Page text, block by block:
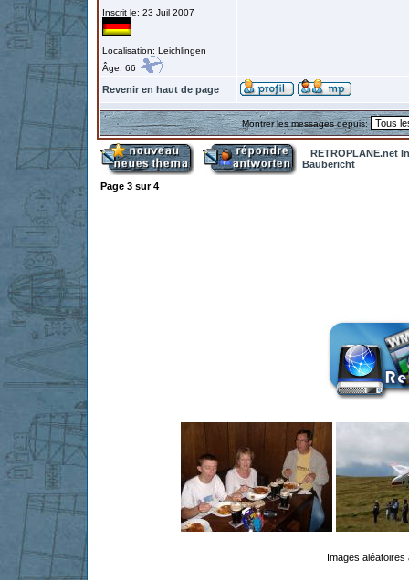
Inscrit le: 23 Juil 2007
Localisation: Leichlingen
Âge: 66
Revenir en haut de page
Montrer les messages depuis:
RETROPLANE.net
Baubericht
Page 3 sur4
Images aléatoires